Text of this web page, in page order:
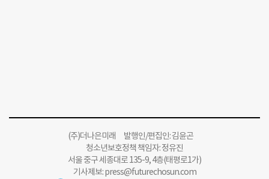
(주)더나은미래 발행인/편집인: 김윤곤
청소년보호정책 책임자: 정유진
서울 중구 세종대로 135-9, 4층(태평로1가)
기사제보:press@futurechosun.com